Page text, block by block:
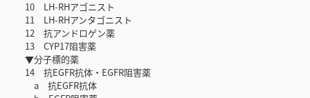
10 LH-RHアゴニスト
11 LH-RHアンタゴニスト
12 抗アンドロゲン薬
13 CYP17阻害薬
▼分子標的薬
14 抗EGFR抗体・EGFR阻害薬
a 抗EGFR抗体